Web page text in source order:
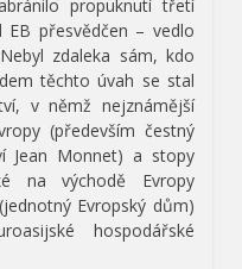
propuknutí třetí
přesvědčen – vedlo
zdaleka sám, kdo
těchto úvah se stal
v němž nejznámější
(především čestný
Jean Monnet) a stopy
na východě Evropy
Evropský dům)
hospodářské